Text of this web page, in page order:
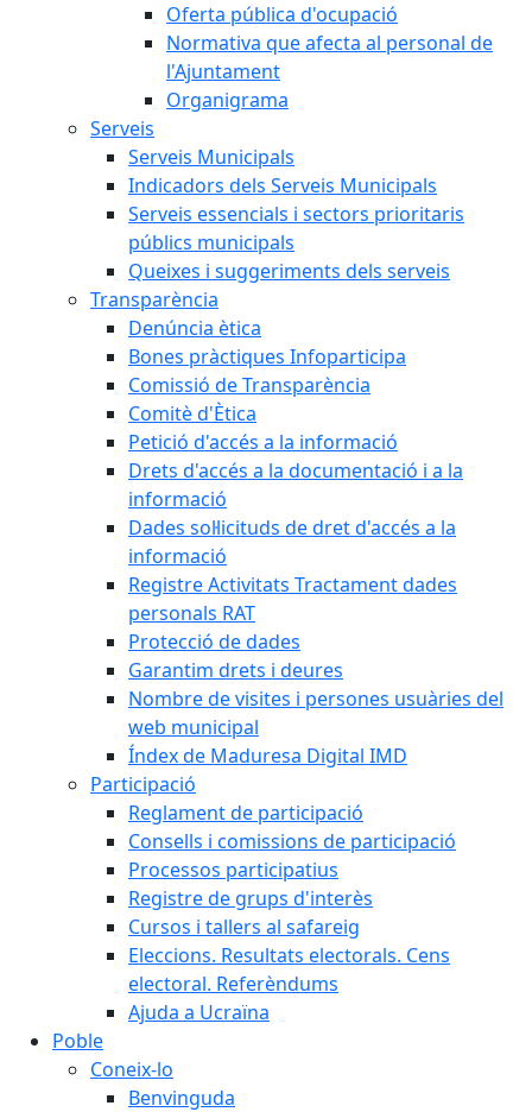
Oferta pública d'ocupació
Normativa que afecta al personal de
l'Ajuntament
Organigrama
Serveis
Serveis Municipals
Indicadors dels Serveis Municipals
Serveis essencials i sectors prioritaris
públics municipals
Queixes i suggeriments dels serveis
Transparència
Denúncia ètica
Bones pràctiques Infoparticipa
Comissió de Transparència
Comitè d'Ètica
Petició d'accés a la informació
Drets d'accés a la documentació i a la
informació
Dades sol·licituds de dret d'accés a la
informació
Registre Activitats Tractament dades
personals RAT
Protecció de dades
Garantim drets i deures
Nombre de visites i persones usuàries del
web municipal
Índex de Maduresa Digital IMD
Participació
Reglament de participació
Consells i comissions de participació
Processos participatius
Registre de grups d'interès
Cursos i tallers al safareig
Eleccions. Resultats electorals. Cens
electoral. Referèndums
Ajuda a Ucraïna
Poble
Coneix-lo
Benvinguda